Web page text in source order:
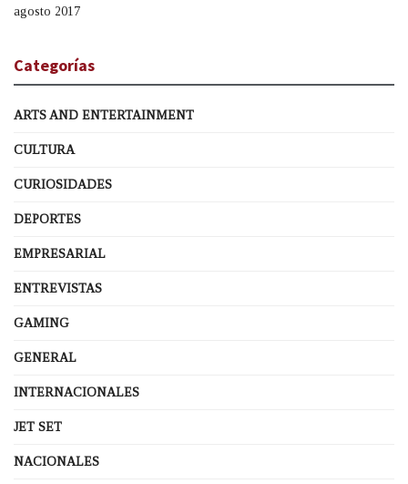
agosto 2017
Categorías
ARTS AND ENTERTAINMENT
CULTURA
CURIOSIDADES
DEPORTES
EMPRESARIAL
ENTREVISTAS
GAMING
GENERAL
INTERNACIONALES
JET SET
NACIONALES